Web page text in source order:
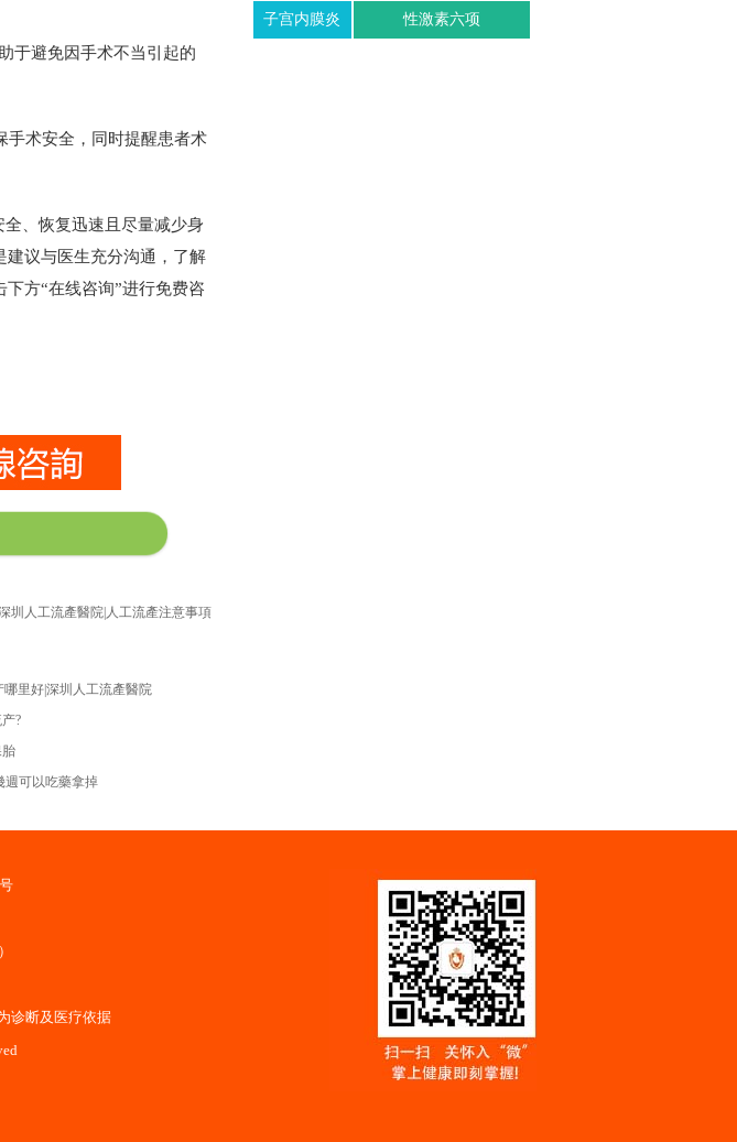
于避免因手术不当引起的
术安全，同时提醒患者术
、恢复迅速且尽量减少身
建议与医生充分沟通，了解
方“在线咨询”进行免费咨
圳人工流產醫院|人工流產注意事項
里好|深圳人工流產醫院
?
週可以吃藥拿掉
子宫内膜炎 性激素六项
诊断及医疗依据